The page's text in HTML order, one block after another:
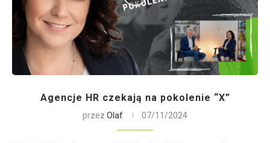
Agencje HR czekają na pokolenie “X”
przez Olaf 07/11/2024